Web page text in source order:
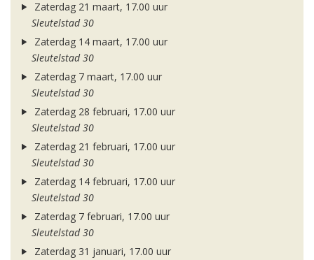
Zaterdag 21 maart, 17.00 uur
Sleutelstad 30
Zaterdag 14 maart, 17.00 uur
Sleutelstad 30
Zaterdag 7 maart, 17.00 uur
Sleutelstad 30
Zaterdag 28 februari, 17.00 uur
Sleutelstad 30
Zaterdag 21 februari, 17.00 uur
Sleutelstad 30
Zaterdag 14 februari, 17.00 uur
Sleutelstad 30
Zaterdag 7 februari, 17.00 uur
Sleutelstad 30
Zaterdag 31 januari, 17.00 uur